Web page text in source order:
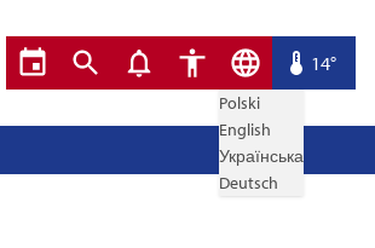
Polski
English
Українська
Deutsch
14°